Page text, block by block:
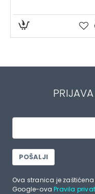
POŠALJI
Ova stranica je
Google-ovaPravila